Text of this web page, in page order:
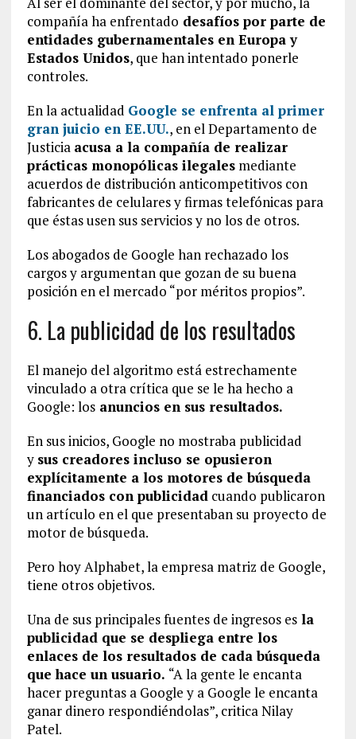
compañía ha enfrentado desafíos por parte de
entidades gubernamentales en Europa y
Estados Unidos, que han intentado ponerle
controles.
En la actualidad Google se enfrenta al primer
gran juicio en EE.UU., en el Departamento de
Justicia acusa a la compañía de realizar
prácticas monopólicas ilegalesmediante
acuerdos de distribución anticompetitivos con
fabricantes de celulares y firmas telefónicas para
que éstas usen sus servicios y no los de otros.
Los abogados de Google han rechazado los
cargos y argumentan que gozan de su buena
posición en el mercado “por méritos propios”.
6. La publicidad de los resultados
El manejo del algoritmo está estrechamente
vinculado a otra crítica que se le ha hecho a
Google: losanuncios en sus resultados.
En sus inicios, Google no mostraba publicidad
y sus creadores incluso se opusieron
explícitamente a los motores de búsqueda
financiados con publicidad cuando publicaron
un artículo en el que presentaban su proyecto de
motor de búsqueda.
Pero hoy Alphabet, la empresa matriz de Google,
tiene otros objetivos.
Una de sus principales fuentes de ingresos esla
publicidad que se despliega entre los
enlaces de los resultados de cada búsqueda
que hace un usuario. “A la gente le encanta
hacer preguntas a Google y a Google le encanta
ganar dinero respondiéndolas”, critica Nilay
Patel.